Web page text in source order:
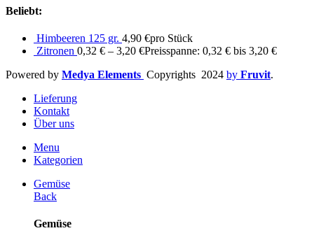
Beliebt:
Himbeeren 125 gr. 4,90 €pro Stück
Zitronen 0,32 € – 3,20 €Preisspanne: 0,32 € bis 3,20 €
Powered by Medya Elements Copyrights 2024 by Fruvit.
Lieferung
Kontakt
Über uns
Menu
Kategorien
Gemüse
Back
Gemüse